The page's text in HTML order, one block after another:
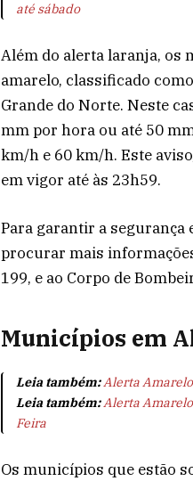
até sábado
Além do alerta laranja, os
amarelo, classificado
Grande do Norte. Neste
mm por hora ou até 50
km/h e 60 km/h. Este
em vigor até às 23h59.
Para garantir a segurança
procurar mais
199, e ao Corpo de
Municípios em
Leia também:Alerta
Leia também:Alerta Amarelo
Feira
Os municípios que estão